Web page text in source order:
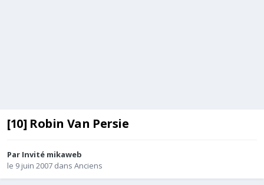
[10] Robin Van Persie
Par Invité mikaweb
le 9 juin 2007 dans Anciens